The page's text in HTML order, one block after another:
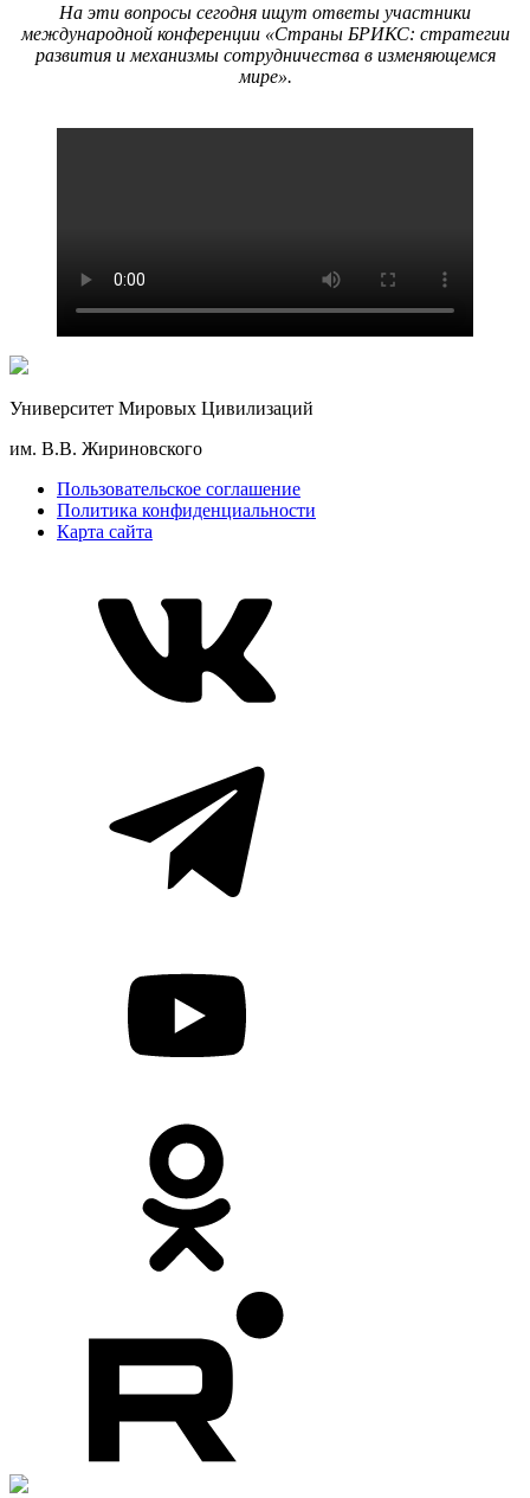
На эти вопросы сегодня ищут ответы участники
международной конференции «Страны БРИКС: стратегии
развития и механизмы сотрудничества в изменяющемся
мире».
Университет Мировых Цивилизаций
им. В.В. Жириновского
Пользовательское соглашение
Политика конфиденциальности
Карта сайта